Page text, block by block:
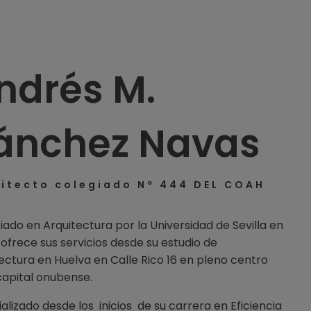
M.
Navas
colegiado Nº 444 DEL COAH
en Arquitectura por la Universidad de Sevilla en
sus servicios desde su estudio de
en Huelva en Calle Rico 16 en pleno centro
onubense.
desde los inicios de su carrera en Eficiencia